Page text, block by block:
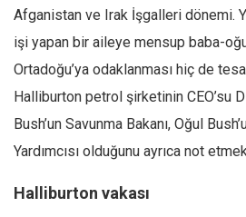
Afganistan ve Irak İşgalleri dönemi.
işi yapan bir aileye mensup baba-
Ortadoğu’ya odaklanması hiç de
Halliburton petrol şirketinin CEO’su
Bush’un Savunma Bakanı, Oğul
Yardımcısı olduğunu ayrıca not
Halliburton vakası